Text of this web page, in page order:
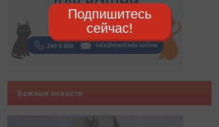
Важные новости
Подпишитесь
сейчас!